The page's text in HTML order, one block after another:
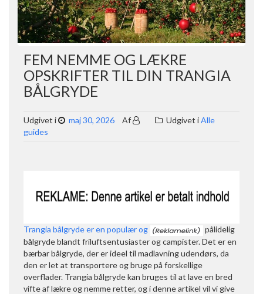
FEM NEMME OG LÆKRE
OPSKRIFTER TIL DIN TRANGIA
BÅLGRYDE
Udgivet i maj 30, 2026 Af Udgivet iAlle
guides
Trangia bålgryde er en populær og
pålidelig
bålgryde blandt friluftsentusiaster og campister. Det er en
bærbar bålgryde, der er ideel til madlavning udendørs, da
den er let at transportere og bruge på forskellige
overflader. Trangia bålgryde kan bruges til at lave en bred
vifte af lækre og nemme retter, og i denne artikel vil vi give